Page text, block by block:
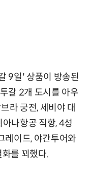
9일' 상품이 방송된
갈 2개 도시를 아우
라 궁전, 세비야 대
나항공 직항, 4성
레이드, 야간투어와
를 꾀했다.